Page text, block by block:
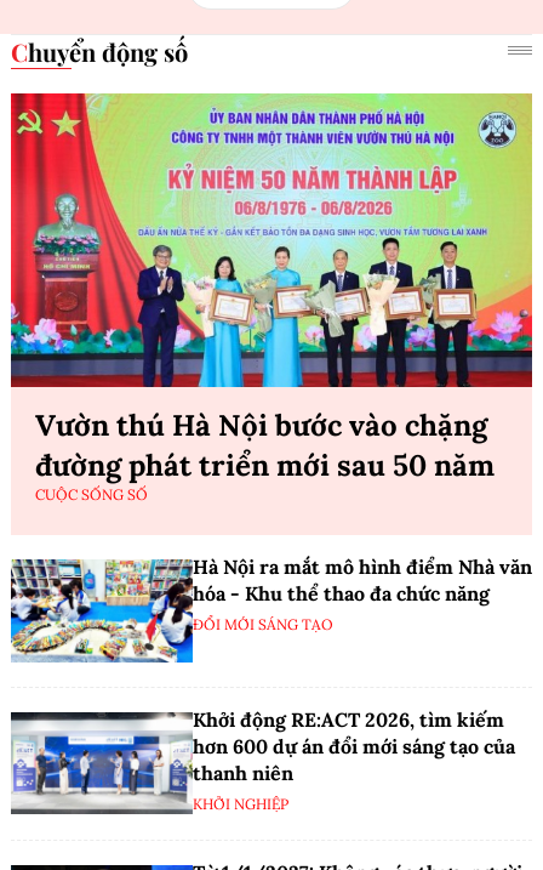
Chuyển động số
Vườn thú Hà Nội bước vào chặng
đường phát triển mới sau 50 năm
CUỘC SỐNG SỐ
Hà Nội ra mắt mô hình điểm Nhà văn
hóa - Khu thể thao đa chức năng
ĐỔI MỚI SÁNG TẠO
Khởi động RE:ACT 2026, tìm kiếm
hơn 600 dự án đổi mới sáng tạo của
thanh niên
KHỞI NGHIỆP